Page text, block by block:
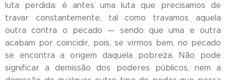
luta perdida: é antes uma luta que precisamos de
travar constantemente, tal como travamos aquela
outra contra o pecado — sendo que uma e outra
acabam por coincidir, pois, se virmos bem, no pecado
se encontra a origem daquela pobreza. Não pode
significar a demissão dos poderes públicos, nem a